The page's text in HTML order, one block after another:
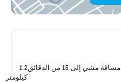
مسافة مشي إلى 15 من الدقائق
1.2
كيلومتر